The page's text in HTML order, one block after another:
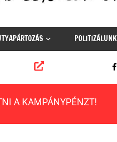
POLITIZÁLUNK
A KAMPÁNYPÉNZT!